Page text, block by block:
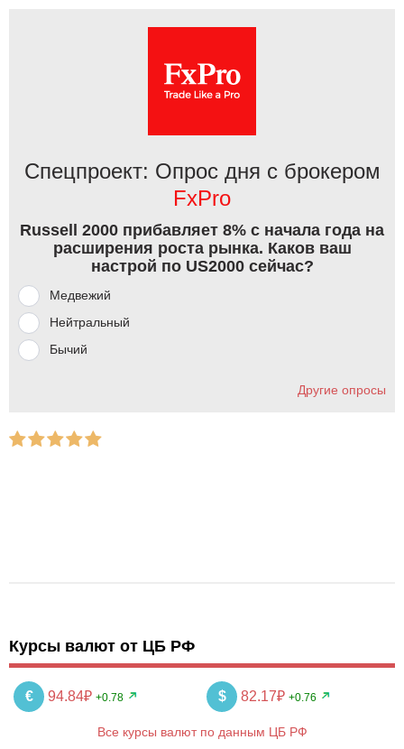
Спецпроект: Опрос дня с брокером
FxPro
Russell 2000 прибавляет 8% с начала года на
расширения роста рынка. Каков ваш
настрой по US2000 сейчас?
Медвежий
Нейтральный
Бычий
Другие опросы
Курсы валют от ЦБ РФ
€ 94.84₽ +0.78 $ 82.17₽ +0.76
Все курсы валют по данным ЦБ РФ